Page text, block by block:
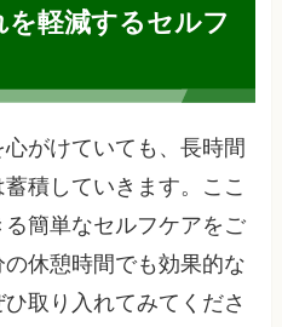
軽減するセルフ
がけていても、長時間
積していきます。ここ
簡単なセルフケアをご
休憩時間でも効果的な
取り入れてみてくださ